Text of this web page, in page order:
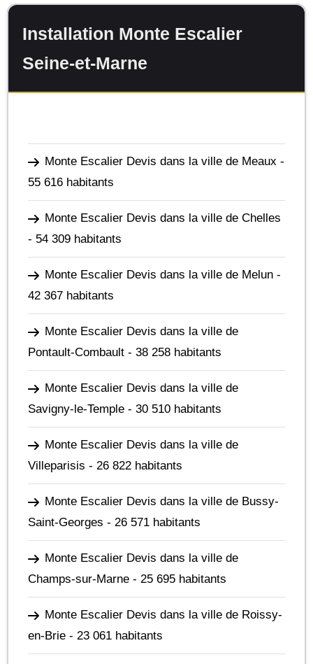
Installation Monte Escalier
Seine-et-Marne
Monte Escalier Devis dans la ville de Meaux -
55 616 habitants
Monte Escalier Devis dans la ville de Chelles
- 54 309 habitants
Monte Escalier Devis dans la ville de Melun -
42 367 habitants
Monte Escalier Devis dans la ville de
Pontault-Combault - 38 258 habitants
Monte Escalier Devis dans la ville de
Savigny-le-Temple - 30 510 habitants
Monte Escalier Devis dans la ville de
Villeparisis - 26 822 habitants
Monte Escalier Devis dans la ville de Bussy-
Saint-Georges - 26 571 habitants
Monte Escalier Devis dans la ville de
Champs-sur-Marne - 25 695 habitants
Monte Escalier Devis dans la ville de Roissy-
en-Brie - 23 061 habitants